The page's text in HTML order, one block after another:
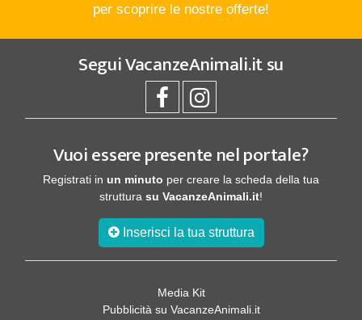
per scoprire le nostre offerte!
SeguiVacanzeAnimali.itsu
Vuoi essere presente nel portale?
Registrati in un minuto per creare la scheda della tua
struttura su VacanzeAnimali.it!
Inserisci la tua struttura
Media Kit
Pubblicità su VacanzeAnimali.it